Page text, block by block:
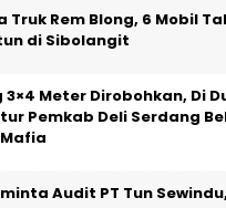
Truk Rem Blong, 6 Mobil
di Sibolangit
3×4 Meter Dirobohkan, Di
Pemkab Deli Serdang
Audit PT Tun